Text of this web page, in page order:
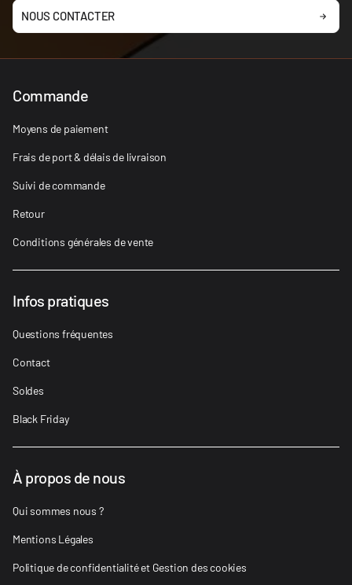
NOUS CONTACTER
Commande
Moyens de paiement
Frais de port & délais de livraison
Suivi de commande
Retour
Conditions générales de vente
Infos pratiques
Questions fréquentes
Contact
Soldes
Black Friday
À propos de nous
Qui sommes nous ?
Mentions Légales
Politique de confidentialité et Gestion des cookies